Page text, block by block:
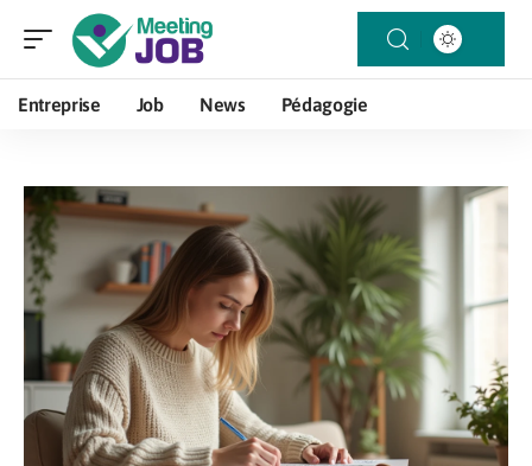
Entreprise Job News Pédagogie